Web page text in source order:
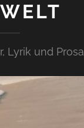
Lyrik und Prosa